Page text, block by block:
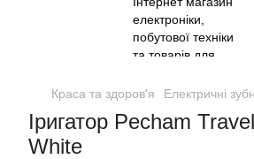
Краса та здоров'я Електричні
Іригатор Pecham
White